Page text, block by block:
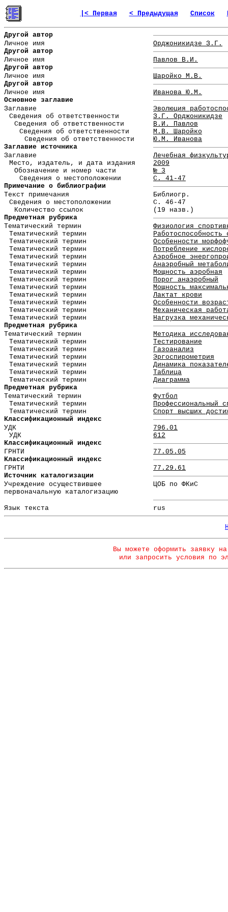
|< Первая < Предыдущая Список
Другой автор
Личное имя
Орджоникидзе З.Г.
Другой автор
Личное имя
Павлов В.И.
Другой автор
Личное имя
Шаройко М.В.
Другой автор
Личное имя
Иванова Ю.М.
Основное заглавие
Заглавие
Эволюция
Сведения об ответственности
З.Г. Орджоникидзе
Сведения об ответственности
В.И. Павлов
Сведения об ответственности
М.В. Шаройко
Сведения об ответственности
Ю.М. Иванова
Заглавие источника
Заглавие
Лечебная
Место, издатель, и дата издания
2009
Обозначение и номер части
№ 3
Сведения о местоположении
С. 41-47
Примечание о библиографии
Текст примечания
Библиогр.
Сведения о местоположении
С. 46-47
Количество ссылок
(19 назв.)
Предметная рубрика
Тематический термин
Физиология
Тематический термин
Работоспособность
Тематический термин
Особенности
Тематический термин
Потребление
Тематический термин
Аэробное
Тематический термин
Анаэробный
Тематический термин
Мощность аэробная
Тематический термин
Порог анаэробный
Тематический термин
Мощность
Тематический термин
Лактат крови
Тематический термин
Особенности
Тематический термин
Механическая
Тематический термин
Нагрузка
Предметная рубрика
Тематический термин
Методика
Тематический термин
Тестирование
Тематический термин
Газоанализ
Тематический термин
Эргоспирометрия
Тематический термин
Динамика
Тематический термин
Таблица
Тематический термин
Диаграмма
Предметная рубрика
Тематический термин
Футбол
Тематический термин
Профессиональный
Тематический термин
Спорт высших
Классификационный индекс
УДК
796.01
УДК
612
Классификационный индекс
ГРНТИ
77.05.05
Классификационный индекс
ГРНТИ
77.29.61
Источник каталогизации
Учреждение осуществившее
первоначальную каталогизацию
ЦОБ по ФКиС
Язык текста rus
Вы можете оформить заявку
или запросить условия по